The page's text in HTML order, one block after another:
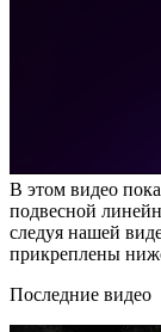
В этом видео
подвесной
следуя нашей
прикреплены
Последние видео